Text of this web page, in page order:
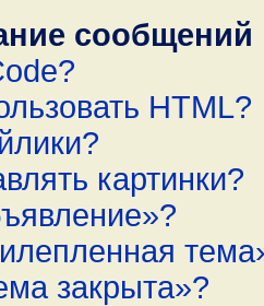
HTML?
картинки?
закрыта»?